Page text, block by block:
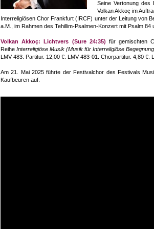
Seine Vertonung des
Volkan Akkoç im
Interreligiösen Chor Frankfurt (IRCF) unter der Leitung von
a.M., im Rahmen des Tehillim-Psalmen-Konzert mit Psalm 84
Volkan Akkoç: Lichtvers (Sure 24:35) für gemischten
Reihe Interreligiöse Musik (Musik für Interreligiöse
LMV 483. Partitur. 12,00 €. LMV 483-01. Chorpartitur. 4,80 €.
Am 21. Mai 2025 führte der Festivalchor des Festivals
Kaufbeuren auf.